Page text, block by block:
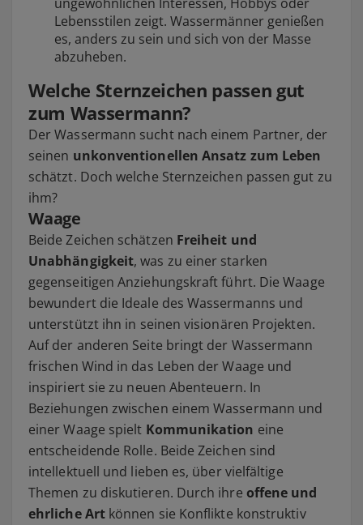
Lebensstilen zeigt. Wassermänner genießen
es, anders zu sein und sich von der Masse
abzuheben.
Welche Sternzeichen passen gut
zum Wassermann?
Der Wassermann sucht nach einem Partner, der
seinen unkonventionellen Ansatz zum Leben
schätzt. Doch welche Sternzeichen passen gut zu
ihm?
Waage
Beide Zeichen schätzen Freiheit und
Unabhängigkeit, was zu einer starken
gegenseitigen Anziehungskraft führt. Die Waage
bewundert die Ideale des Wassermanns und
unterstützt ihn in seinen visionären Projekten.
Auf der anderen Seite bringt der Wassermann
frischen Wind in das Leben der Waage und
inspiriert sie zu neuen Abenteuern. In
Beziehungen zwischen einem Wassermann und
einer Waage spielt Kommunikation eine
entscheidende Rolle. Beide Zeichen sind
intellektuell und lieben es, über vielfältige
Themen zu diskutieren. Durch ihre offene und
ehrliche Artkönnen sie Konflikte konstruktiv